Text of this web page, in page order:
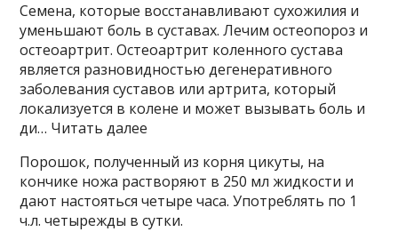
Семена, которые восстанавливают сухожилия и
уменьшают боль в суставах. Лечим остеопороз и
остеоартрит. Остеоартрит коленного сустава
является разновидностью дегенеративного
заболевания суставов или артрита, который
локализуется в колене и может вызывать боль и
ди… Читать далее
Порошок, полученный из корня цикуты, на
кончике ножа растворяют в 250 мл жидкости и
дают настояться четыре часа. Употреблять по 1
ч.л. четырежды в сутки.